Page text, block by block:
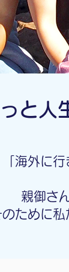
と人
「海外に
親御さ
ために私